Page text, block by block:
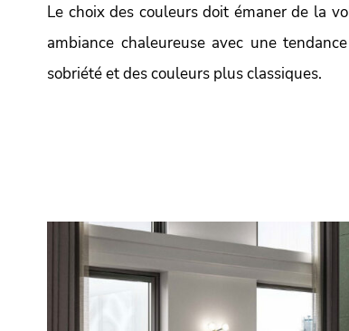
Le choix des couleurs doit émaner de la
ambiance chaleureuse avec une
sobriété et des couleurs plus classiques.